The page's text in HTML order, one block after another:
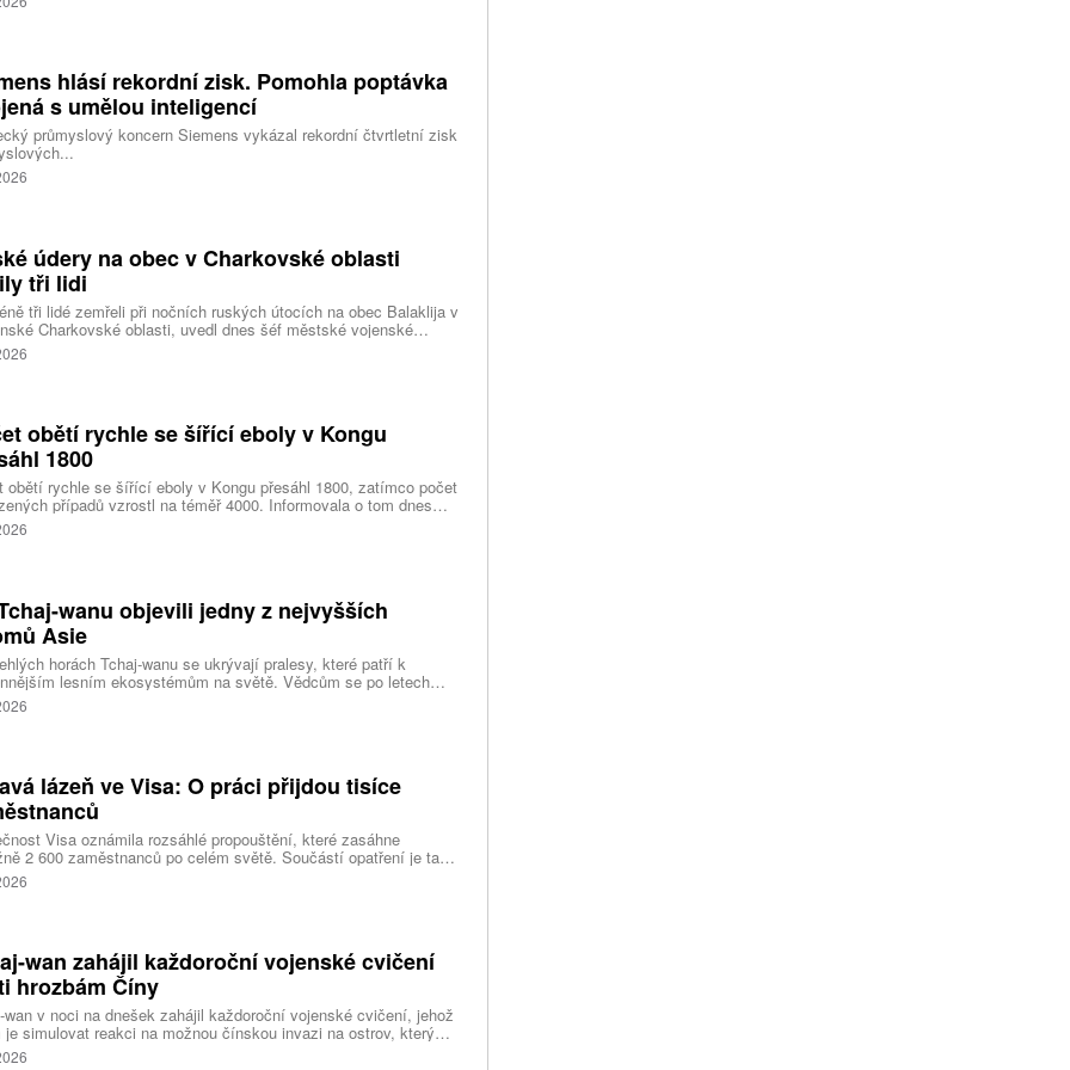
Hasiči zároveň čelí neobvyklému jevu, který podle nich
hlásí rekordní zisk. Pomohla poptávka
s umělou inteligencí
průmyslový koncern Siemens vykázal rekordní čtvrtletní zisk
údery na obec v Charkovské oblasti
tři lidi
tři lidé zemřeli při nočních ruských útocích na obec Balaklija v
Charkovské oblasti, uvedl dnes šéf městské vojenské
Vitalij Karabanov. Ukrajinské letectvo ráno oznámilo, že Rusko
útočilo na Ukrajinu čtyřmi střelami a 101 bezpilotními letouny,
obětí rychle se šířící eboly v Kongu
1800
obětí rychle se šířící eboly v Kongu přesáhl 1800, zatímco počet
případů vzrostl na téměř 4000. Informovala o tom dnes
Reuters s odkazem na konžské úřady.
wanu objevili jedny z nejvyšších
Asie
horách Tchaj-wanu se ukrývají pralesy, které patří k
lesním ekosystémům na světě. Vědcům se po letech
pátrání podařilo objevit jedli tchajwanskou vysokou 84,1
která je dnes považována za nejvyšší známý strom ve
lázeň ve Visa: O práci přijdou tisíce
Visa oznámila rozsáhlé propouštění, které zasáhne
2 600 zaměstnanců po celém světě. Součástí opatření je také
320 pracovních míst v kalifornském Foster City, kde firma
významné technologické centrum. Vyplývá to z dokumentů
wan zahájil každoroční vojenské cvičení
hrozbám Číny
wan v noci na dnešek zahájil každoroční vojenské cvičení, jehož
simulovat reakci na možnou čínskou invazi na ostrov, který
pokládá za součást svého území. Desetidenní manévry se